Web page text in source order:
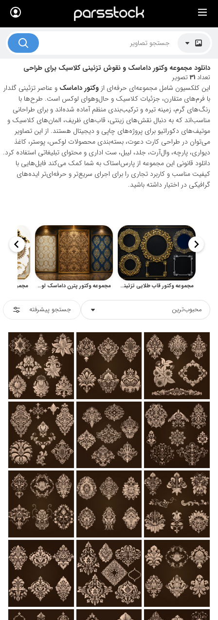
دانلود مجموعه وکتور داماسک و نقوش تزئینی کلاسیک برای طراحی
تعداد 31تصویر
این کلکسیون شامل مجموعه‌ای حرفه‌ای از وکتور داماسک و عناصر تزئینی گلدار
با فرم‌های متقارن، جزئیات کلاسیک و حال‌وهوای لوکس است. طرح‌ها با
رنگ‌های گرم، زمینه تیره و ترکیب‌بندی منظم آماده شده‌اند و برای طراحانی
مناسب‌اند که به دنبال نقش‌های زینتی، قاب‌های ظریف، المان‌های کلاسیک و
موتیف‌های دکوراتیو برای پروژه‌های چاپی و دیجیتال هستند. از این تصاویر
می‌توان در طراحی کارت دعوت، بسته‌بندی محصولات لوکس، پوستر، کاغذ
دیواری، پارچه، وال‌آرت، جلد، لیبل، ست اداری و محتوای تبلیغاتی استفاده کرد.
دانلود قانونی این مجموعه از پارس‌استاک به شما کمک می‌کند فایل‌هایی با
کیفیت مناسب و کاربرد تجاری را برای اجرای سریع‌تر و حرفه‌ای‌تر ایده‌های
گرافیکی در اختیار داشته باشید.
مجموعه وکتور قاب طلایی تزئینی با حاشیه‌های کلاسیک و شرقی مجموعه وکتور پترن داماسک لوکس برای کاغذ دیواری و پارچه
محبوب‌ترین جستجو پیشرفته
× لیست قیمت ها
موضوعات تصاویر
دکوراسیون و فضاها
هنرمندان ایرانی
کسب درآمد از فروش تصاویر
021 28428845
تماس با ما
بلاگ پارس استاک